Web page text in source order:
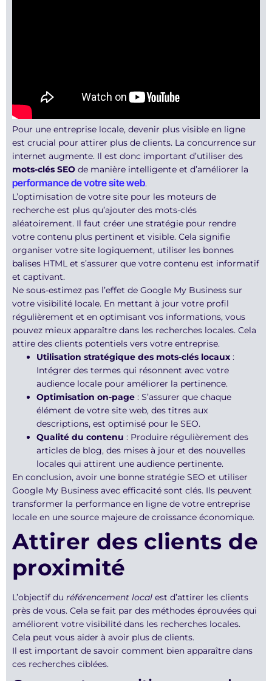
Pour une entreprise locale, devenir plus visible en ligne
est crucial pour attirer plus de clients. La concurrence sur
internet augmente. Il est donc important d’utiliser des
mots-clés SEO de manière intelligente et d’améliorer la
performance de votre site web.
L’optimisation de votre site pour les moteurs de
recherche est plus qu’ajouter des mots-clés
aléatoirement. Il faut créer une stratégie pour rendre
votre contenu plus pertinent et visible. Cela signifie
organiser votre site logiquement, utiliser les bonnes
balises HTML et s’assurer que votre contenu est informatif
et captivant.
Ne sous-estimez pas l’effet de Google My Business sur
votre visibilité locale. En mettant à jour votre profil
régulièrement et en optimisant vos informations, vous
pouvez mieux apparaître dans les recherches locales. Cela
attire des clients potentiels vers votre entreprise.
Utilisation stratégique des mots-clés locaux :
Intégrer des termes qui résonnent avec votre
audience locale pour améliorer la pertinence.
Optimisation on-page : S’assurer que chaque
élément de votre site web, des titres aux
descriptions, est optimisé pour le SEO.
Qualité du contenu : Produire régulièrement des
articles de blog, des mises à jour et des nouvelles
locales qui attirent une audience pertinente.
En conclusion, avoir une bonne stratégie SEO et utiliser
Google My Business avec efficacité sont clés. Ils peuvent
transformer la performance en ligne de votre entreprise
locale en une source majeure de croissance économique.
Attirer des clients de
proximité
L’objectif du référencement local est d’attirer les clients
près de vous. Cela se fait par des méthodes éprouvées qui
améliorent votre visibilité dans les recherches locales.
Cela peut vous aider à avoir plus de clients.
Il est important de savoir comment bien apparaître dans
ces recherches ciblées.